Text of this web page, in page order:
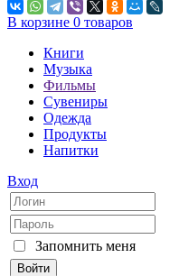
В корзине 0 товаров
Книги
Музыка
Фильмы
Сувениры
Одежда
Продукты
Напитки
Вход
Запомнить меня